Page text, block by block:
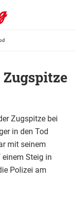
Zugspitze bei
in den Tod
mit seinem
Steig in
Polizei am